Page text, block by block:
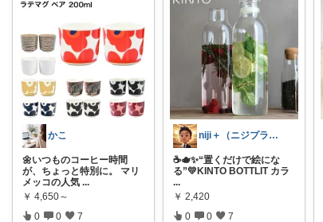
かこ
🌼いつものコーヒー時間
が、ちょっと特別に。 マリ
メッコの人気 ...
￥ 4,650～
0 0 7
niji＋（ニジプラス）感謝しています
☕🫖✨“置くだけで絵にな
る”💛KINTO BOTTLIT カラ
...
￥ 2,420
0 0 7